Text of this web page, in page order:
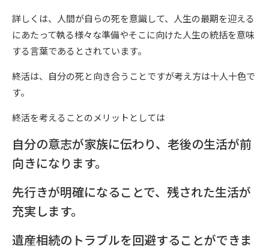
詳しくは、人間が自らの死を意識して、人生の最期を迎える
にあたって執る様々な準備やそこに向けた人生の統括を意味
する言葉であるとされています。
終活は、自分の死と向き合うことですが考え方は十人十色で
す。
終活を考えることのメリットとしては
自分の意志が家族に伝わり、老後の生活が前
向きになります。
先行きが明確になることで、残された生活が
充実します。
遺産相続のトラブルを回避することができま